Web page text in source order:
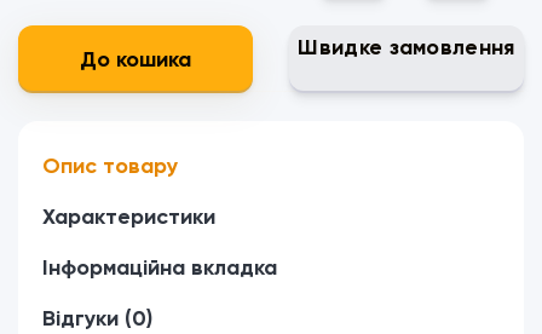
До кошика Швидке замовлення
Опис товару
Характеристики
Інформаційна вкладка
Відгуки (0)